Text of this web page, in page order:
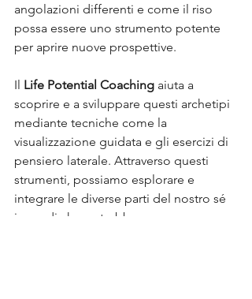
angolazioni differenti e come il riso
possa essere uno strumento potente
per aprire nuove prospettive.
Il Life Potential Coaching aiuta a
scoprire e a sviluppare questi archetipi
mediante tecniche come la
visualizzazione guidata e gli esercizi di
pensiero laterale. Attraverso questi
strumenti, possiamo esplorare e
integrare le diverse parti del nostro sé
in modi che potrebbero non essere